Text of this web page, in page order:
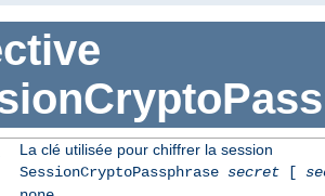
La clé utilisée pour chiffrer la session
SessionCryptoPassphrase secret[